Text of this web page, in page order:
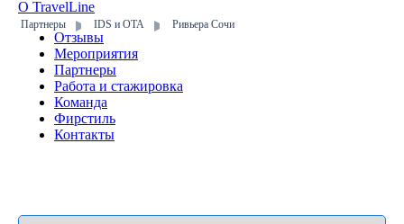
О TravelLine
Отзывы
Мероприятия
Партнеры
Работа и стажировка
Команда
Фирстиль
Контакты
Партнеры IDS и ОТА Ривьера Сочи